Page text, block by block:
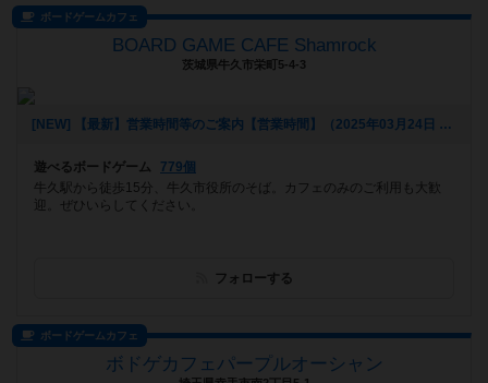
ボードゲームカフェ
BOARD GAME CAFE Shamrock
茨城県牛久市栄町5-4-3
[NEW] 【最新】営業時間等のご案内【営業時間】（2025年03月24日 13時02分）
遊べるボードゲーム
779個
牛久駅から徒歩15分、牛久市役所のそば。カフェのみのご利用も大歓
迎。ぜひいらしてください。
フォローする
ボードゲームカフェ
ボドゲカフェパープルオーシャン